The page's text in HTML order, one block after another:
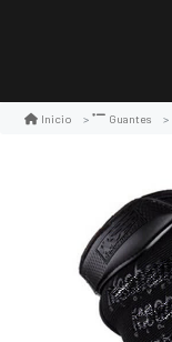
Inicio Guantes